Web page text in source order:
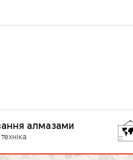
алмазами